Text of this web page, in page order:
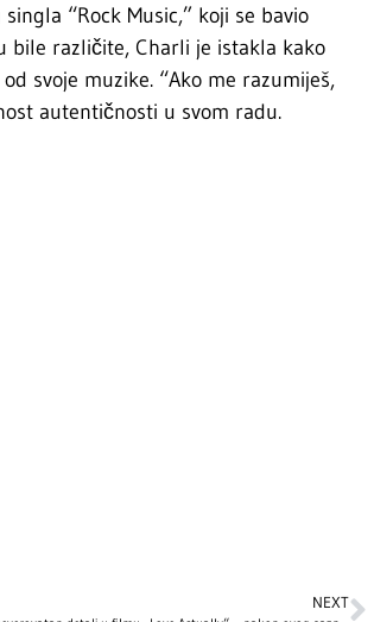
“Rock Music,” koji se bavio
bile različite, Charli je istakla kako
svoje muzike. “Ako me razumiješ,
autentičnosti u svom radu.
NEXT